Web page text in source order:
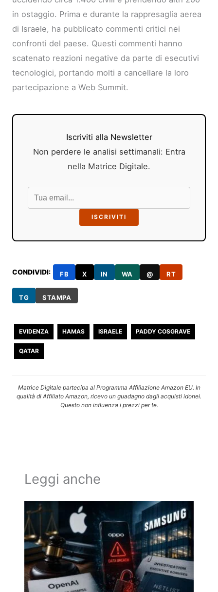
in ostaggio. Prima e durante la rappresaglia aerea
di Israele, ha pubblicato commenti critici nei
confronti del paese. Questi commenti hanno
scatenato reazioni negative da parte di esecutivi
tecnologici, portando molti a cancellare la loro
partecipazione a Web Summit.
Iscriviti alla Newsletter
Non perdere le analisi settimanali: Entra
nella Matrice Digitale.
ISCRIVITI
CONDIVIDI: FB X IN WA @ RT
TG STAMPA
EVIDENZA HAMAS ISRAELE PADDY COSGRAVE
QATAR
Matrice Digitale partecipa al Programma Affiliazione Amazon EU. In
qualità di Affiliato Amazon, ricevo un guadagno dagli acquisti idonei.
Questo non influenza i prezzi per te.
Leggi anche